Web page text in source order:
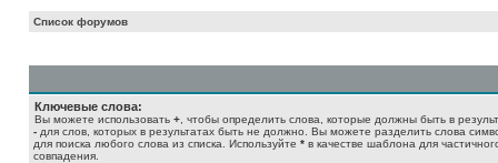
Список форумов
Ключевые слова:
Вы можете использовать + , чтобы определить слова, которые должны быть в
- для слов, которых в результатах быть не должно. Вы можете разделить слова
для поиска любого слова из списка. Используйте * в качестве шаблона для
совпадения.